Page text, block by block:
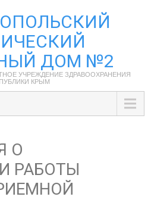
ДОМ №2
УЧРЕЖДЕНИЕ ЗДРАВООХРАНЕНИЯ
КРЫМ
О
РАБОТЫ